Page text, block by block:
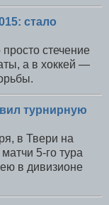
стало
стечение
а в хоккей —
турнирную
в Твери на
5-го тура
в дивизионе